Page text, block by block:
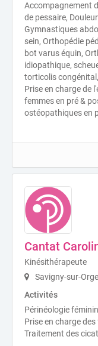
Accompagnement
de pessaire,
Gymnastiques
sein, Orthopédie
bot varus équin,
idiopathique,
torticolis
Prise en charge de
femmes en pré &
ostéopathiques en
Cantat
Kinésithérapeute
Savigny-sur-
Activités
Périnéologie
Prise en charge
Traitement des